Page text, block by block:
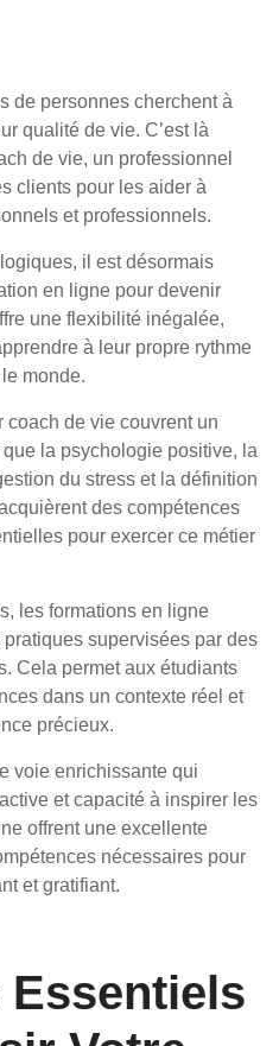
de personnes cherchent à
qualité de vie. C’est là
de vie, un professionnel
clients pour les aider à
et professionnels.
il est désormais
en ligne pour devenir
une flexibilité inégalée,
à leur propre rythme
monde.
coach de vie couvrent un
la psychologie positive, la
du stress et la définition
des compétences
pour exercer ce métier
les formations en ligne
supervisées par des
Cela permet aux étudiants
dans un contexte réel et
précieux.
voie enrichissante qui
et capacité à inspirer les
offrent une excellente
nécessaires pour
et gratifiant.
Essentiels